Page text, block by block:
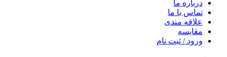
درباره ما
تماس با ما
علاقه مندی
مقایسه
ورود / ثبت نام